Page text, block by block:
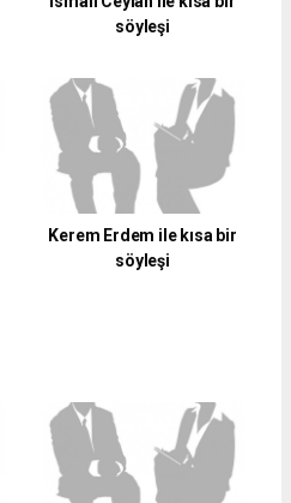
söyleşi
Kerem Erdem ile kısa bir
söyleşi